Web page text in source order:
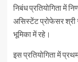
निबंध प्रतियोगिता में
असिस्टेंट प्रोफेसर श्री
भूमिका में रहे।
इस प्रतियोगिता में